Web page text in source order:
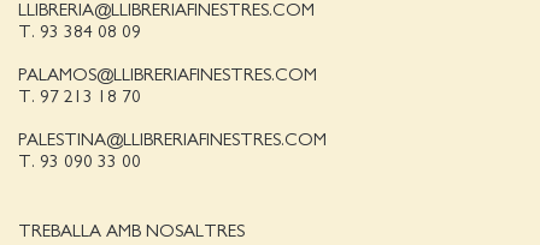
LLIBRERIA@LLIBRERIAFINESTRES.COM
T. 93 384 08 09
PALAMOS@LLIBRERIAFINESTRES.COM
T. 97 213 18 70
PALESTINA@LLIBRERIAFINESTRES.COM
T. 93 090 33 00
TREBALLA AMB NOSALTRES